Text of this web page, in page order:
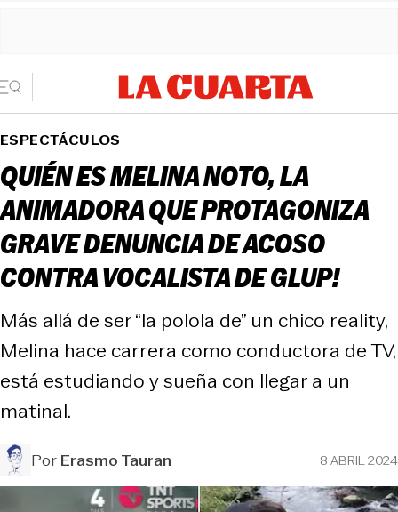
ESPECTÁCULOS
QUIÉN ES MELINA NOTO, LA
ANIMADORA QUE PROTAGONIZA
GRAVE DENUNCIA DE ACOSO
CONTRA VOCALISTA DE GLUP!
Más allá de ser “la polola de” un chico reality,
Melina hace carrera como conductora de TV,
está estudiando y sueña con llegar a un
matinal.
PorErasmo Tauran 8 ABRIL 2024